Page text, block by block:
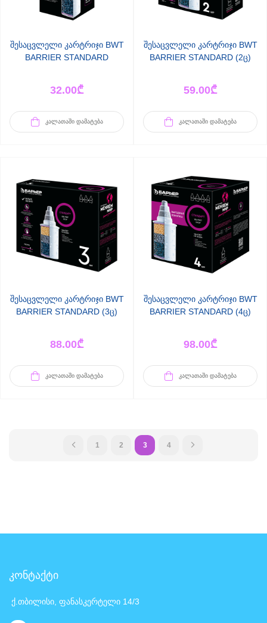
შესაცვლელი კარტრიჯი BWT
BARRIER STANDARD
32.00₾
ᲙᲐᲚᲐᲗᲐᲨᲘ ᲓᲐᲛᲐᲢᲔᲑᲐ
შესაცვლელი კარტრიჯი BWT
BARRIER STANDARD (2ც)
59.00₾
ᲙᲐᲚᲐᲗᲐᲨᲘ ᲓᲐᲛᲐᲢᲔᲑᲐ
შესაცვლელი კარტრიჯი BWT
BARRIER STANDARD (3ც)
88.00₾
ᲙᲐᲚᲐᲗᲐᲨᲘ ᲓᲐᲛᲐᲢᲔᲑᲐ
შესაცვლელი კარტრიჯი BWT
BARRIER STANDARD (4ც)
98.00₾
ᲙᲐᲚᲐᲗᲐᲨᲘ ᲓᲐᲛᲐᲢᲔᲑᲐ
1 2 3 4
კონტაქტი
ქ.თბილისი, ფანასკერტელი 14/3